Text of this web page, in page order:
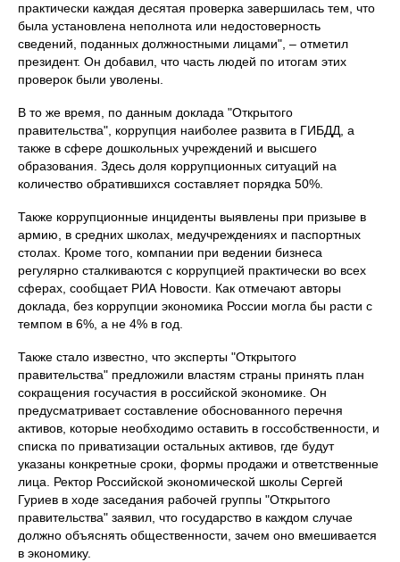
практически каждая десятая проверка завершилась тем, что
была установлена неполнота или недостоверность
сведений, поданных должностными лицами", – отметил
президент. Он добавил, что часть людей по итогам этих
проверок были уволены.
В то же время, по данным доклада "Открытого
правительства", коррупция наиболее развита в ГИБДД, а
также в сфере дошкольных учреждений и высшего
образования. Здесь доля коррупционных ситуаций на
количество обратившихся составляет порядка 50%.
Также коррупционные инциденты выявлены при призыве в
армию, в средних школах, медучреждениях и паспортных
столах. Кроме того, компании при ведении бизнеса
регулярно сталкиваются c коррупцией практически во всех
сферах, сообщает РИА Новости. Как отмечают авторы
доклада, без коррупции экономика России могла бы расти с
темпом в 6%, а не 4% в год.
Также стало известно, что эксперты "Открытого
правительства" предложили властям страны принять план
сокращения госучастия в российской экономике. Он
предусматривает составление обоснованного перечня
активов, которые необходимо оставить в госсобственности, и
списка по приватизации остальных активов, где будут
указаны конкретные сроки, формы продажи и ответственные
лица. Ректор Российской экономической школы Сергей
Гуриев в ходе заседания рабочей группы "Открытого
правительства" заявил, что государство в каждом случае
должно объяснять общественности, зачем оно вмешивается
в экономику.